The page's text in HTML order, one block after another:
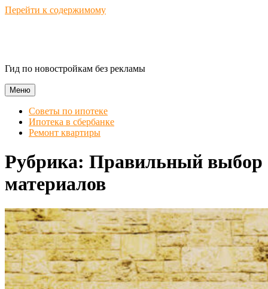
Перейти к содержимому
Гид по новостройкам без рекламы
Меню
Советы по ипотеке
Ипотека в сбербанке
Ремонт квартиры
Рубрика: Правильный выбор
материалов